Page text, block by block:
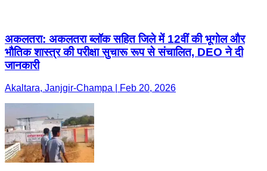
अकलतरा: अकलतरा ब्लॉक सहित जिले में 12वीं की भूगोल और
भौतिक शास्त्र की परीक्षा सुचारू रूप से संचालित, DEO ने दी
जानकारी
Akaltara, Janjgir-Champa | Feb 20, 2026